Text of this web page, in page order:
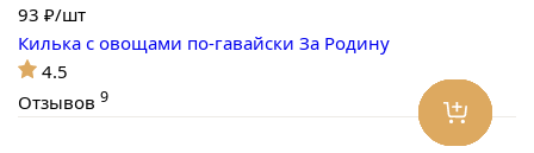
93 ₽/шт
Килька с овощами по-гавайски За Родину
4.5
Отзывов 9